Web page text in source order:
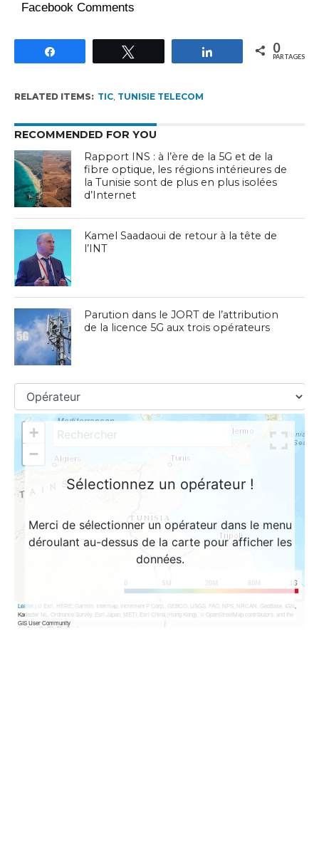
Facebook Comments
Partagez 0
PARTAGES
RELATED ITEMS: TIC, TUNISIE TELECOM
RECOMMENDED FOR YOU
Rapport INS : à l’ère de la 5G et de la
fibre optique, les régions intérieures de
la Tunisie sont de plus en plus isolées
d’Internet
Kamel Saadaoui de retour à la tête de
l’INT
Parution dans le JORT de l’attribution
de la licence 5G aux trois opérateurs